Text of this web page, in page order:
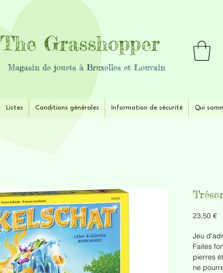
The Grasshopper
Magasin de jouets à Bruxelles et Louvain
Listes Conditions générales Information de sécurité Qui
23,50 €
Jeu
Faites
pierres
ne